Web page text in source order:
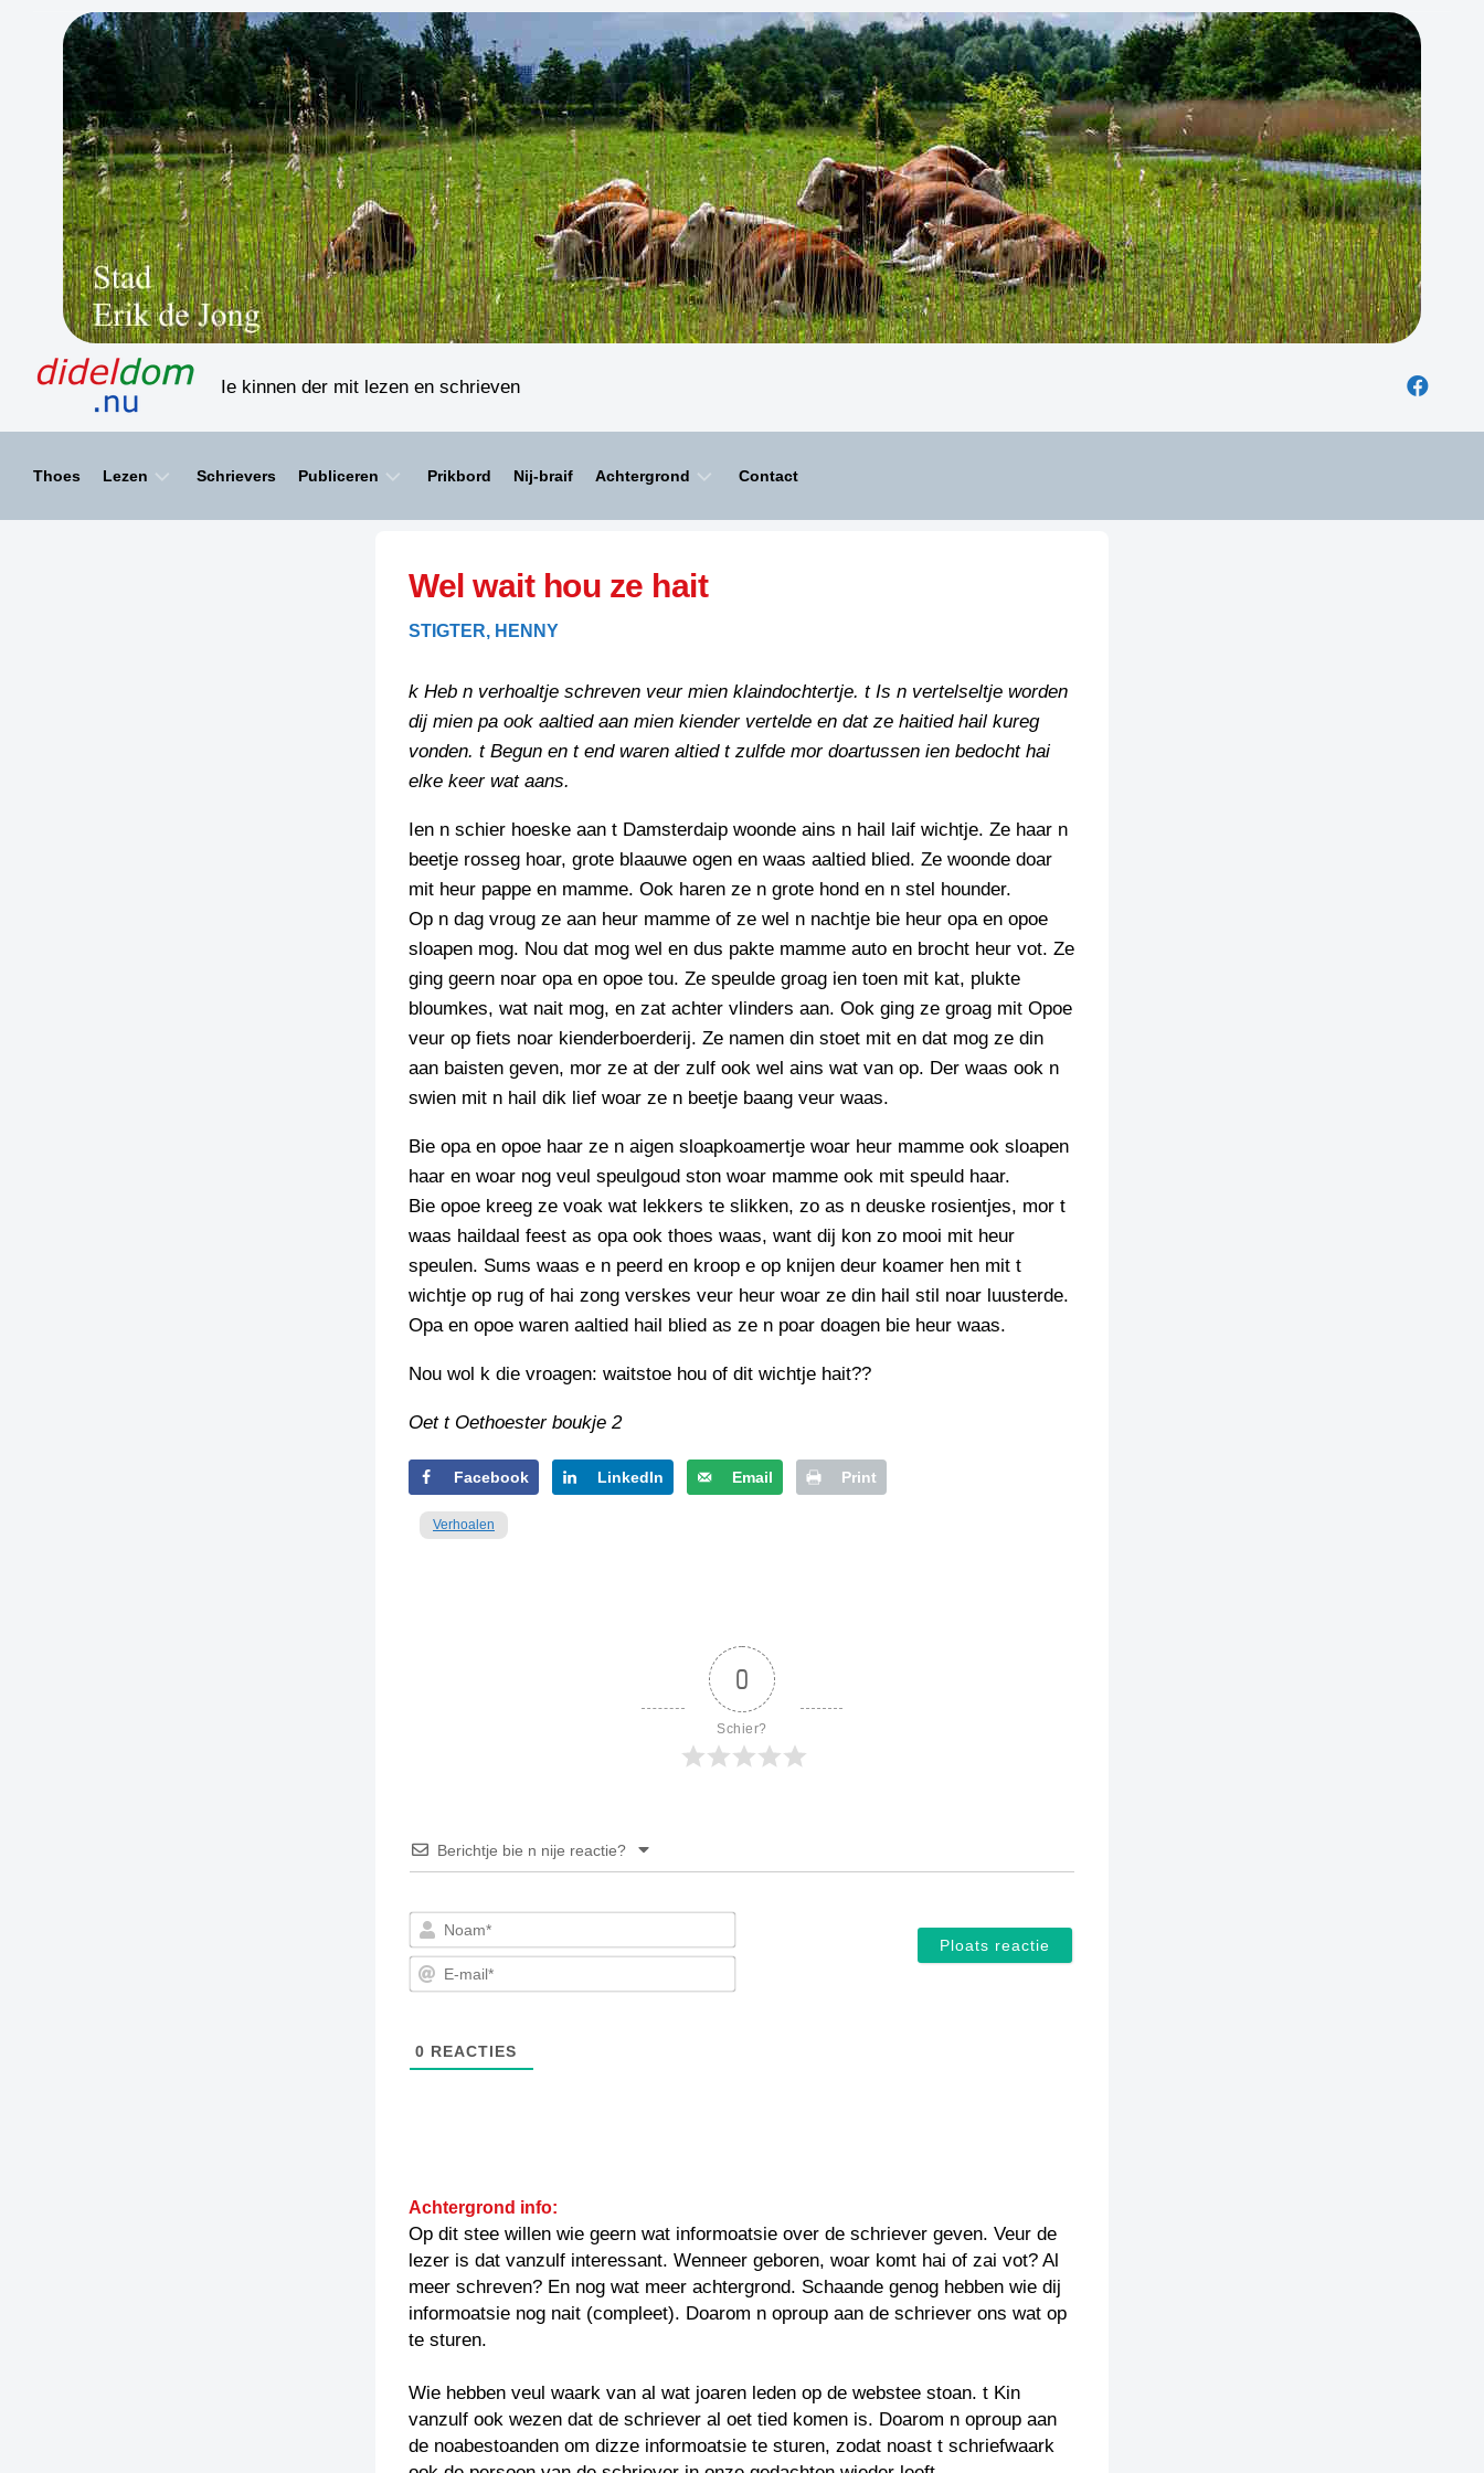
Ie kinnen der mit lezen en schrieven
Thoes Lezen
HAIKU’S
LIMERICKS
LUUSTERN
SCHRIEFWEDSTRIED
INZENDENS
PERSBERICHT
SCHRIEFWEDSTRIED
FLYER
INZENDENS
JURYRAPPORT
PERSBERICHT
FOTO’S
SCHRIEFWEDSTRIED
SCHRIEFWEDSTRIED
2026
STRIPS
TENEEL
VERHOALEN
BIENOAMEN
LEGENDEN
RECEPTEN
SPREUKEN
VEURDRACHTEN
Schrievers Publiceren
SPELLENSCONTROLE
SCHRIEFREGELS
Prikbord Nij-braif Achtergrond
KREUZE
Contact
Wel wait hou ze hait
STIGTER, HENNY
k Heb n verhoaltje schreven veur mien klaindochtertje. t Is n vertelseltje worden
dij mien pa ook aaltied aan mien kiender vertelde en dat ze haitied hail kureg
vonden. t Begun en t end waren altied t zulfde mor doartussen ien bedocht hai
elke keer wat aans.
Ien n schier hoeske aan t Damsterdaip woonde ains n hail laif wichtje. Ze haar n
beetje rosseg hoar, grote blaauwe ogen en waas aaltied blied. Ze woonde doar
mit heur pappe en mamme. Ook haren ze n grote hond en n stel hounder.
Op n dag vroug ze aan heur mamme of ze wel n nachtje bie heur opa en opoe
sloapen mog. Nou dat mog wel en dus pakte mamme auto en brocht heur vot. Ze
ging geern noar opa en opoe tou. Ze speulde groag ien toen mit kat, plukte
bloumkes, wat nait mog, en zat achter vlinders aan. Ook ging ze groag mit Opoe
veur op fiets noar kienderboerderij. Ze namen din stoet mit en dat mog ze din
aan baisten geven, mor ze at der zulf ook wel ains wat van op. Der waas ook n
swien mit n hail dik lief woar ze n beetje baang veur waas.
Bie opa en opoe haar ze n aigen sloapkoamertje woar heur mamme ook sloapen
haar en woar nog veul speulgoud ston woar mamme ook mit speuld haar.
Bie opoe kreeg ze voak wat lekkers te slikken, zo as n deuske rosientjes, mor t
waas haildaal feest as opa ook thoes waas, want dij kon zo mooi mit heur
speulen. Sums waas e n peerd en kroop e op knijen deur koamer hen mit t
wichtje op rug of hai zong verskes veur heur woar ze din hail stil noar luusterde.
Opa en opoe waren aaltied hail blied as ze n poar doagen bie heur waas.
Nou wol k die vroagen: waitstoe hou of dit wichtje hait??
Oet t Oethoester boukje 2
Facebook LinkedIn Email Print
Verhoalen
0
Schier?
Berichtje bie n nije reactie?
Noam*
E-
0 REACTIES
Achtergrond info:
Op dit stee willen wie geern wat informoatsie over de schriever geven. Veur de
lezer is dat vanzulf interessant. Wenneer geboren, woar komt hai of zai vot? Al
meer schreven? En nog wat meer achtergrond. Schaande genog hebben wie dij
informoatsie nog nait (compleet). Doarom n oproup aan de schriever ons wat op
te sturen.
Wie hebben veul waark van al wat joaren leden op de webstee stoan. t Kin
vanzulf ook wezen dat de schriever al oet tied komen is. Doarom n oproup aan
de noabestoanden om dizze informoatsie te sturen, zodat noast t schriefwaark